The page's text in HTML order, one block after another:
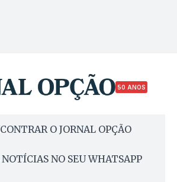
50 ANOS
O JORNAL OPÇÃO
NOTÍCIAS NO SEU WHATSAPP